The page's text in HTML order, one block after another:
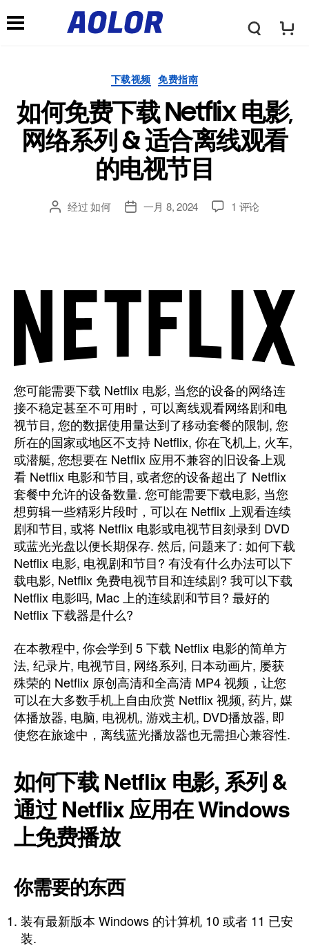
菜
彩
标
志
类
别
下载视频 免费指南
如何免费下载 Netflix 电影,
网络系列 & 适合离线观看
的电视节目
文 经过如何
发 一月 8, 2024 1 评论
载
Netflix
电
影,
网
系
列
&
适
合
离
线
观
看
的
电
视
节
目
您可能需要下载 Netflix 电影, 当您的设备的网络连
接不稳定甚至不可用时，可以离线观看网络剧和电
视节目, 您的数据使用量达到了移动套餐的限制, 您
所在的国家或地区不支持 Netflix, 你在飞机上, 火车,
或潜艇, 您想要在 Netflix 应用不兼容的旧设备上观
看 Netflix 电影和节目, 或者您的设备超出了 Netflix
套餐中允许的设备数量. 您可能需要下载电影, 当您
想剪辑一些精彩片段时，可以在 Netflix 上观看连续
剧和节目, 或将 Netflix 电影或电视节目刻录到 DVD
或蓝光光盘以便长期保存. 然后, 问题来了: 如何下载
Netflix 电影, 电视剧和节目? 有没有什么办法可以下
载电影, Netflix 免费电视节目和连续剧? 我可以下载
Netflix 电影吗, Mac 上的连续剧和节目? 最好的
Netflix 下载器是什么?
在本教程中, 你会学到 5 下载 Netflix 电影的简单方
法, 纪录片, 电视节目, 网络系列, 日本动画片, 屡获
殊荣的 Netflix 原创高清和全高清 MP4 视频，让您
可以在大多数手机上自由欣赏 Netflix 视频, 药片, 媒
体播放器, 电脑, 电视机, 游戏主机, DVD播放器, 即
使您在旅途中，离线蓝光播放器也无需担心兼容性.
如何下载 Netflix 电影, 系列 &
通过 Netflix 应用在 Windows
上免费播放
你需要的东西
装有最新版本 Windows 的计算机 10 或者 11 已安
装.